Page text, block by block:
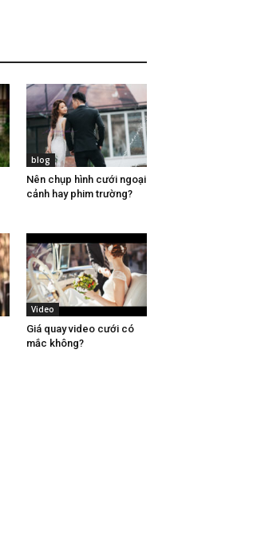
blog
Nên chụp hình cưới ngoại
cảnh hay phim trường?
Video
Giá quay video cưới có
mắc không?